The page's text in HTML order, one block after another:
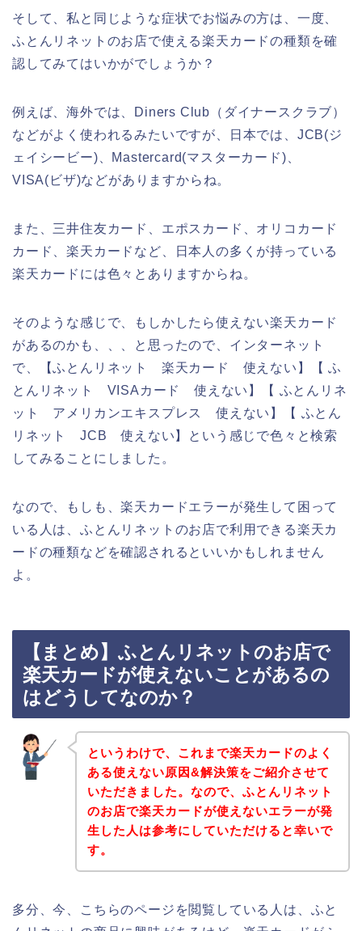
そして、私と同じような症状でお悩みの方は、一度、
ふとんリネットのお店で使える楽天カードの種類を確
認してみてはいかがでしょうか？
例えば、海外では、Diners Club（ダイナースクラブ）
などがよく使われるみたいですが、日本では、JCB(ジ
ェイシービー)、Mastercard(マスターカード)、
VISA(ビザ)などがありますからね。
また、三井住友カード、エポスカード、オリコカード
カード、楽天カードなど、日本人の多くが持っている
楽天カードには色々とありますからね。
そのような感じで、もしかしたら使えない楽天カード
があるのかも、、、と思ったので、インターネット
で、【ふとんリネット 楽天カード 使えない】【 ふ
とんリネット VISAカード 使えない】【 ふとんリネ
ット アメリカンエキスプレス 使えない】【 ふとん
リネット JCB 使えない】という感じで色々と検索
してみることにしました。
なので、もしも、楽天カードエラーが発生して困って
いる人は、ふとんリネットのお店で利用できる楽天カ
ードの種類などを確認されるといいかもしれません
よ。
【まとめ】ふとんリネットのお店で
楽天カードが使えないことがあるの
はどうしてなのか？
というわけで、これまで楽天カードのよく
ある使えない原因&解決策をご紹介させて
いただきました。なので、ふとんリネット
のお店で楽天カードが使えないエラーが発
生した人は参考にしていただけると幸いで
す。
多分、今、こちらのページを閲覧している人は、ふと